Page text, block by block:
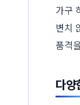
가구
변치
품격
다양